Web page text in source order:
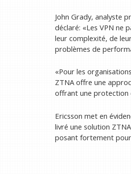
John Grady, analyste
déclaré: «Les VPN ne
leur complexité, de
problèmes de
«Pour les
ZTNA offre une
offrant une protection
Ericsson met en
livré une solution
posant fortement